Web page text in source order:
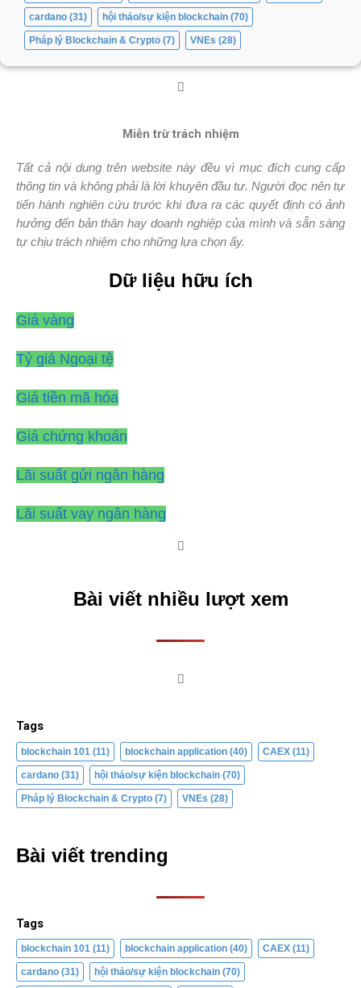
cardano (31) hội thảo/sự kiện blockchain (70)
Pháp lý Blockchain & Crypto (7) VNEs (28)
Miễn trừ trách nhiệm
Tất cả nội dung trên website này đều vì mục đích cung cấp
thông tin và không phải là lời khuyên đầu tư. Người đọc nên tự
tiến hành nghiên cứu trước khi đưa ra các quyết định có ảnh
hưởng đến bản thân hay doanh nghiệp của mình và sẵn sàng
tự chịu trách nhiệm cho những lựa chọn ấy.
Dữ liệu hữu ích
Giá vàng
Tỷ giá Ngoại tệ
Giá tiền mã hóa
Giá chứng khoán
Lãi suất gửi ngân hàng
Lãi suất vay ngân hàng
Bài viết nhiều lượt xem
Tags
blockchain 101 (11) blockchain application (40) CAEX (11)
cardano (31) hội thảo/sự kiện blockchain (70)
Pháp lý Blockchain & Crypto (7) VNEs (28)
Bài viết trending
Tags
blockchain 101 (11) blockchain application (40) CAEX (11)
cardano (31) hội thảo/sự kiện blockchain (70)